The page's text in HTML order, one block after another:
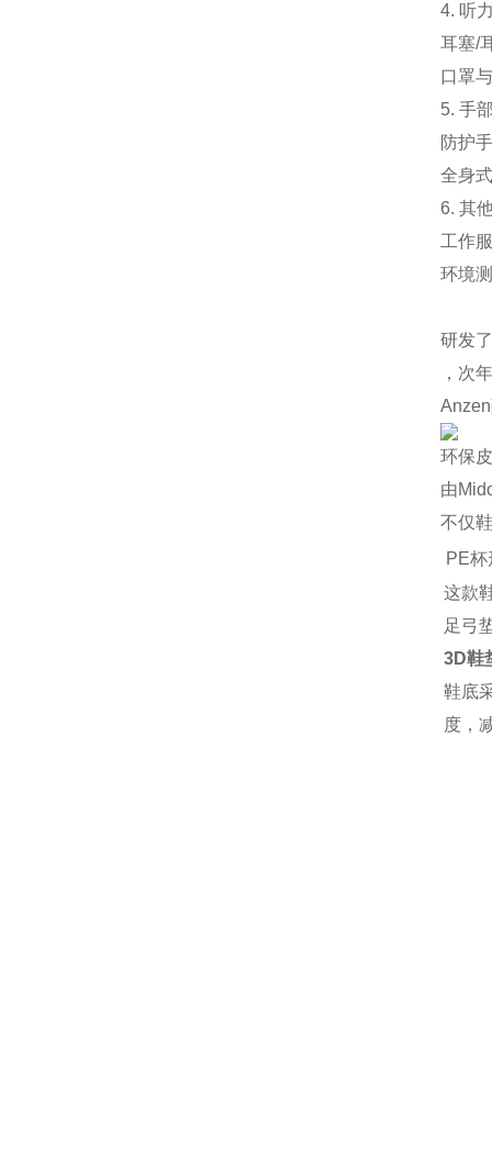
4. 听
耳塞/
口罩
5. 手
防护
全身
6. 其
工作
环境
研发
，次
环保
由
不仅
PE
这款
足弓
3D鞋
鞋底
度，